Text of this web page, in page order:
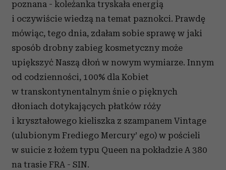
poznana - koleżanka tryskała energią
i oczywiście wiedzą na temat paznokci. Prawdę
mówiąc, tego dnia, zdałam sobie sprawę w jaki
sposób drobny zabieg kosmetyczny może
upiększyć Naszą dłoń w nowym wymiarze. Innym
od codzienności, 100% dla Kobiet
w transkontynentalnym śnie o pięknych
dłoniach dotykających płatków róży
i kryształowego kieliszka z szampanem Vintage
(ulubionym Frediego Mercury’ ego) w pościeli
w suicie z łożem typu Queen na pokładzie A 380
na trasie FRA - SIN.